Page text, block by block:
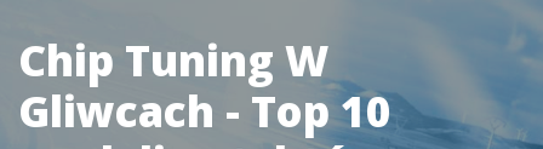
Chip Tuning W
Gliwcach - Top 10